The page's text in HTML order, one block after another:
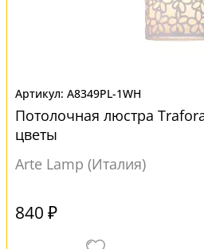
A8349PL-1WH
Потолочная люстра
цветы
Arte Lamp (Италия)
840 ₽